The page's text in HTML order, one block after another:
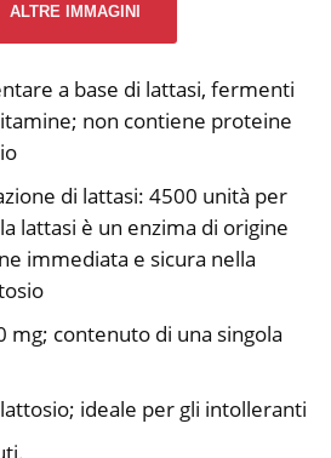
ALTRE IMMAGINI
a base di lattasi, fermenti
non contiene proteine
di lattasi: 4500 unità per
lattasi è un enzima di origine
immediata e sicura nella
mg; contenuto di una singola
ideale per gli intolleranti